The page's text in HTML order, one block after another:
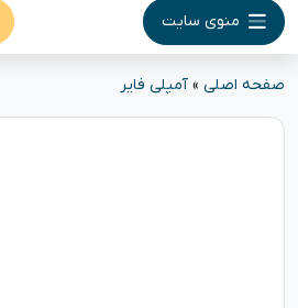
منوی سایت
صفحه اصلی » آمپلی فایر